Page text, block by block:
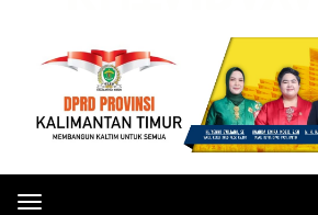
Toggle